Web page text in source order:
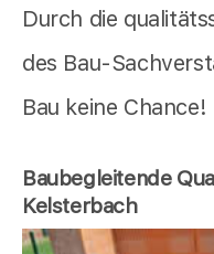
Durch die
des Bau-
Bau keine Chance!
Baubegleitende
Kelsterbach